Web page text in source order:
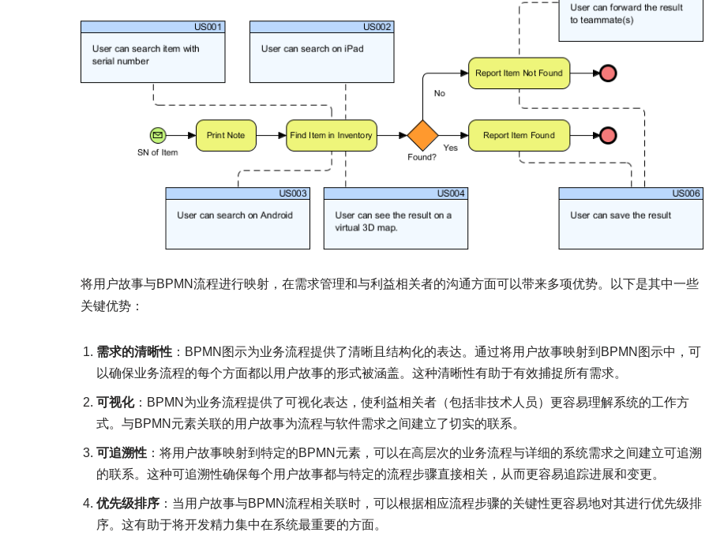
将用户故事与BPMN流程进行映射，在需求管理和与利益相关者的沟通方面可以带来多项优势。以下是其中一些
关键优势：
需求的清晰性 ：BPMN图示为业务流程提供了清晰且结构化的表达。通过将用户故事映射到BPMN图示中，可
以确保业务流程的每个方面都以用户故事的形式被涵盖。这种清晰性有助于有效捕捉所有需求。
可视化：BPMN为业务流程提供了可视化表达，使利益相关者（包括非技术人员）更容易理解系统的工作方
式。与BPMN元素关联的用户故事为流程与软件需求之间建立了切实的联系。
可追溯性 ：将用户故事映射到特定的BPMN元素，可以在高层次的业务流程与详细的系统需求之间建立可追溯
的联系。这种可追溯性确保每个用户故事都与特定的流程步骤直接相关，从而更容易追踪进展和变更。
优先级排序 ：当用户故事与BPMN流程相关联时，可以根据相应流程步骤的关键性更容易地对其进行优先级排
序。这有助于将开发精力集中在系统最重要的方面。